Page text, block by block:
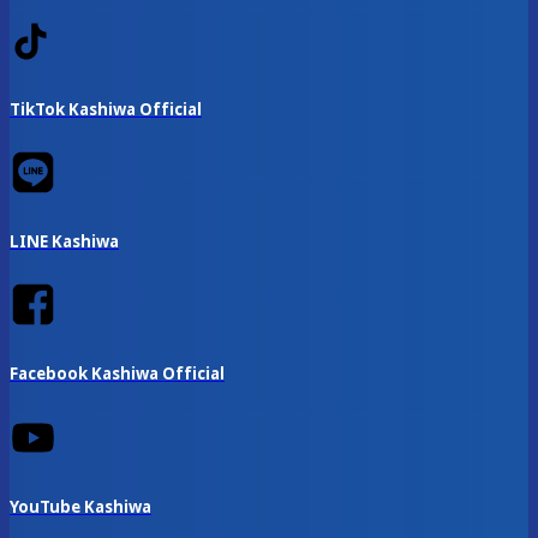
TikTok Kashiwa Official
LINE Kashiwa
Facebook Kashiwa Official
YouTube Kashiwa